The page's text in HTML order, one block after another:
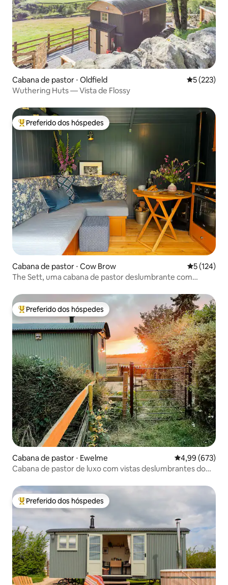
Cabana de pastor ⋅ Oldfield 5 de uma
5 (223)
Wuthering Huts — Vista de Flossy
Entre os melhores preferidos dos hóspedes
Preferido dos hóspedes
Cabana de pastor ⋅ Cow Brow 5 de uma
5 (124)
The Sett, uma cabana de pastor deslumbrante com
Entre os melhores preferidos dos hóspedes
Preferido dos hóspedes
Cabana de pastor ⋅ Ewelme 4,99 de uma
4,99 (673)
Cabana de pastor de luxo com vistas deslumbrantes do
Entre os melhores preferidos dos hóspedes
Preferido dos hóspedes